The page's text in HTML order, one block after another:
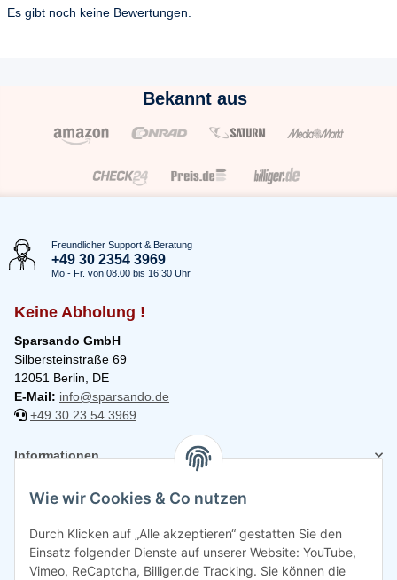
Es gibt noch keine Bewertungen.
Bekannt aus
Freundlicher Support & Beratung
+49 30 2354 3969
Mo - Fr. von 08.00 bis 16:30 Uhr
Keine Abholung !
Sparsando GmbH
Silbersteinstraße 69
12051 Berlin, DE
E-Mail: info@sparsando.de
+49 30 23 54 3969
Informationen
Rechtliches
Wie wir Cookies & Co nutzen
Durch Klicken auf „Alle akzeptieren“ gestatten Sie den
Einsatz folgender Dienste auf unserer Website: YouTube,
Vimeo, ReCaptcha, Billiger.de Tracking. Sie können die